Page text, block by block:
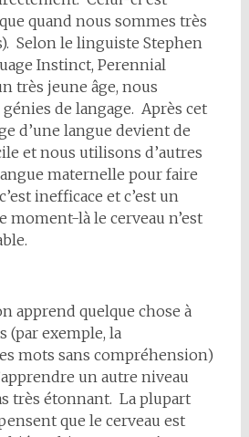
quand nous sommes très
Selon le linguiste Stephen
Instinct, Perennial
très jeune âge, nous
de langage. Après cet
d’une langue devient de
et nous utilisons d’autres
maternelle pour faire
inefficace et c’est un
moment-là le cerveau n’est
apprend quelque chose à
(par exemple, la
mots sans compréhension)
un autre niveau
très étonnant. La plupart
que le cerveau est